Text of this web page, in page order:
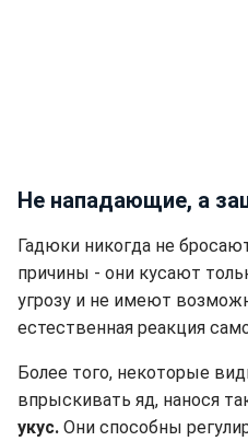
Не нападающие, а
Гадюки никогда не
причины - они кусают
угрозу и не имеют
естественная реакция
Более того, некоторые
впрыскивать яд, нанося
укус. Они способны